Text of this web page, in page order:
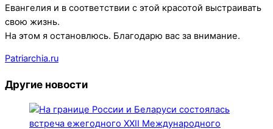
Евангелия и в соответствии с этой красотой выстраивать
свою жизнь.
На этом я остановлюсь. Благодарю вас за внимание.
Patriarchia.ru
Другие новости